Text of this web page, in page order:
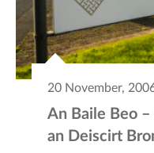
20 November,
An Baile Beo
an Deiscirt